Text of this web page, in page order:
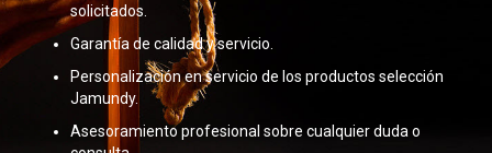
solicitados.
Garantía de calidad y servicio.
Personalización en servicio de los productos selección
Jamundy.
Asesoramiento profesional sobre cualquier duda o